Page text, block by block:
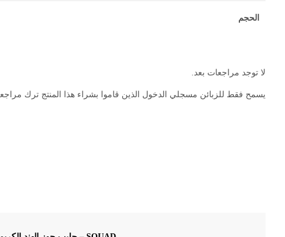
الحجم
لا توجد مراجعات بعد.
يسمح فقط للزبائن مسجلي الدخول الذين قاموا بشراء هذا المنتج ترك